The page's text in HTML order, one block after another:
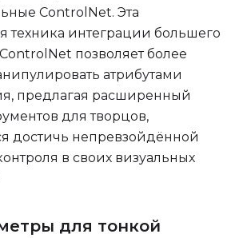
ControlNet. Эта
техника интеграции большего
позволяет более
атрибутами
предлагая расширенный
для творцов,
достичь непревзойдённой
в своих визуальных
для тонкой